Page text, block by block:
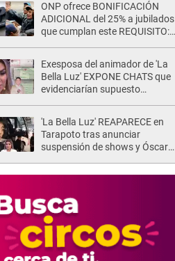
ONP ofrece BONIFICACIÓN
ADICIONAL del 25% a jubilados
que cumplan este REQUISITO:
Exesposa del animador de 'La
Bella Luz' EXPONE CHATS que
evidenciarían supuesto
'La Bella Luz' REAPARECE en
Tarapoto tras anunciar
suspensión de shows y Óscar